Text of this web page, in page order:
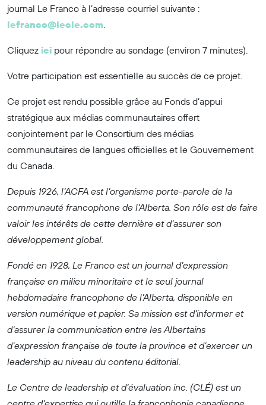
journal Le Franco à l’adresse courriel suivante :
lefranco@lecle.com.
Cliquez ici pour répondre au sondage (environ 7 minutes).
Votre participation est essentielle au succès de ce projet.
Ce projet est rendu possible grâce au Fonds d’appui
stratégique aux médias communautaires offert
conjointement par le Consortium des médias
communautaires de langues officielles et le Gouvernement
du Canada.
Depuis 1926, l’ACFA est l’organisme porte-parole de la
communauté francophone de l’Alberta. Son rôle est de faire
valoir les intérêts de cette dernière et d’assurer son
développement global.
Fondé en 1928, Le Franco est un journal d’expression
française en milieu minoritaire et le seul journal
hebdomadaire francophone de l’Alberta, disponible en
version numérique et papier. Sa mission est d’informer et
d’assurer la communication entre les Albertains
d’expression française de toute la province et d’exercer un
leadership au niveau du contenu éditorial.
Le Centre de leadership et d’évaluation inc. (CLÉ) est un